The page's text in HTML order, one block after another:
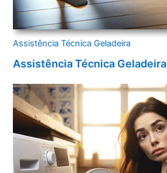
Assistência Técnica Geladeira
Assistência Técnica Geladeira